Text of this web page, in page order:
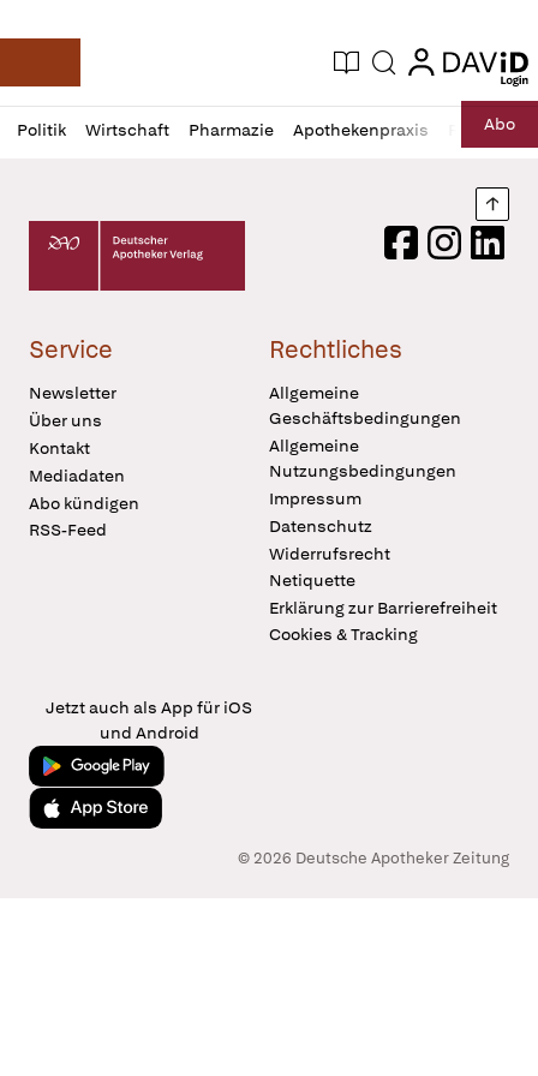
Deutsche Apotheker Zeitung
Aktuelle Ausgabe
Suche login
login
Politik Wirtschaft Pharmazie Apothekenpraxis RechtAbo
Profil
öffnen
Daz
Pur
Deutscher Apotheker Verlag Logo
FacebookInstagram
Service
Newsletter
Über uns
Kontakt
Mediadaten
Abo kündigen
RSS-Feed
Rechtliches
Allgemeine
Geschäftsbedingungen
Allgemeine
Nutzungsbedingungen
Impressum
Datenschutz
Widerrufsrecht
Netiquette
Erklärung zur Barrierefreiheit
Cookies & Tracking
Jetzt auch als App für iOS
und Android
Jetzt bei Google Play
Laden im App Store
© 2026 Deutsche Apotheker Zeitung